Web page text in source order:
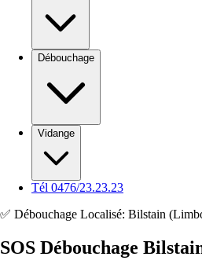
Débouchage
Vidange
Tél 0476/23.23.23
✅ Débouchage Localisé: Bilstain
SOS Débouchage